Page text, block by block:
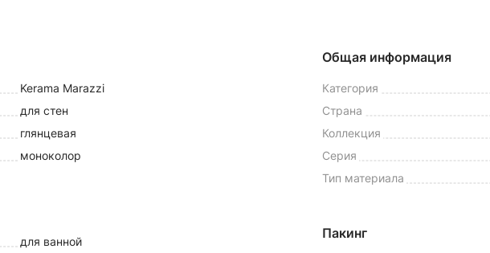
Kerama Marazzi
для стен
глянцевая
моноколор
для ванной
Общая информация
Категория
Страна
Коллекция
Серия
Тип материала
Пакинг